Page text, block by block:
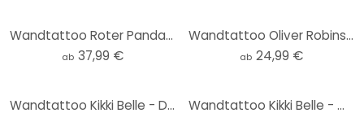
Wandtattoo Roter Panda schlafend auf Ast - Kvilis
ab 37,99 €
Wandtattoo Oliver Robins - Baumhaus Party - Rund
ab 24,99 €
Wandtattoo Kikki Belle - Dschungel Jive - Sepia - Rund Wandtattoo Kikki Belle - Waldspaß - Rund